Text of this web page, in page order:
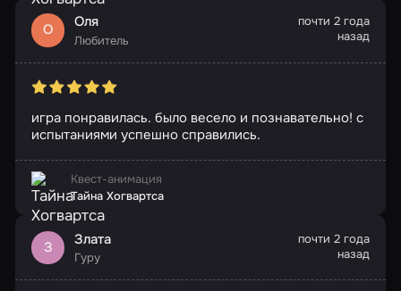
О Оля
Любитель
почти 2 года
назад
игра понравилась. было весело и познавательно! с
испытаниями успешно справились.
Квест-анимация
Тайна Хогвартса
З Злата
Гуру
почти 2 года
назад